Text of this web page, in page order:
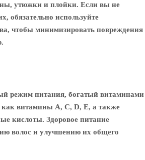
утюжки и плойки. Если вы не
обязательно используйте
чтобы минимизировать повреждения
режим питания, богатый витаминами
витамины A, C, D, E, а также
кислоты. Здоровое питание
волос и улучшению их общего